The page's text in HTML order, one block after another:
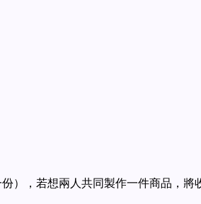
），若想兩人共同製作一件商品，將